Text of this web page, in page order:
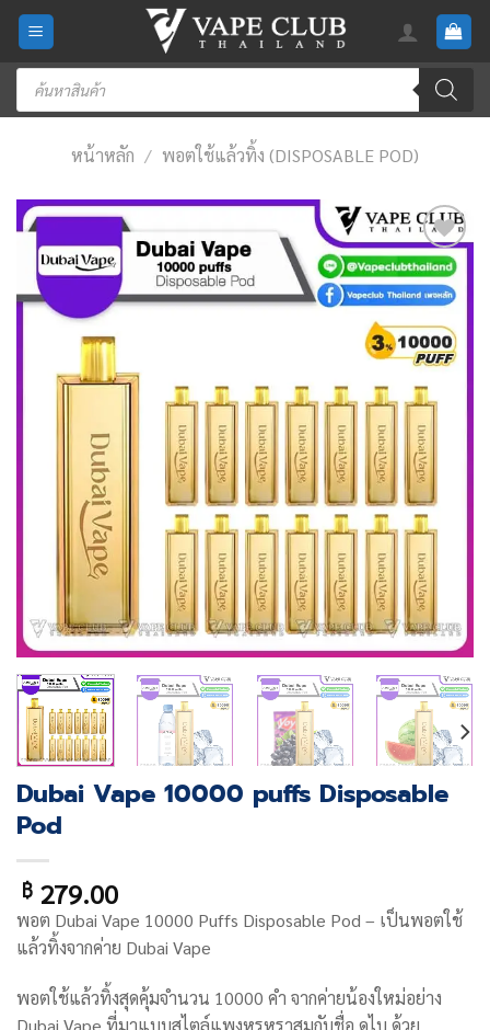
Skip
content
Products
search
หน้าหลัก / พอตใช้แล้วทิ้ง (DISPOSABLE POD)
Add
to
wishlist
Dubai Vape 10000 puffs Disposable
Pod
฿279.00
พอต Dubai Vape 10000 Puffs Disposable Pod – เป็นพอตใช้
แล้วทิ้งจากค่าย Dubai Vape
พอตใช้แล้วทิ้งสุดคุ้มจำนวน 10000 คำ จากค่ายน้องใหม่อย่าง
Dubai Vape ที่มาแบบสไตล์แพงหรูหราสมกับชื่อ ดูไบ ด้วย